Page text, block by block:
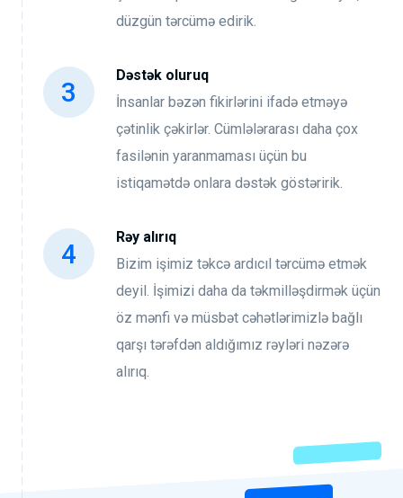
düzgün tərcümə edirik.
Dəstək oluruq
İnsanlar bəzən fikirlərini ifadə etməyə
çətinlik çəkirlər. Cümlələrarası daha çox
fasilənin yaranmaması üçün bu
istiqamətdə onlara dəstək göstəririk.
Rəy alırıq
Bizim işimiz təkcə ardıcıl tərcümə etmək
deyil. İşimizi daha da təkmilləşdirmək üçün
öz mənfi və müsbət cəhətlərimizlə bağlı
qarşı tərəfdən aldığımız rəyləri nəzərə
alırıq.